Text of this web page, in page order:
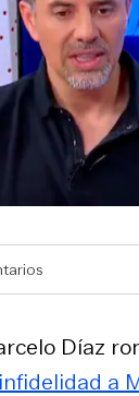
Díaz
infidelidad a